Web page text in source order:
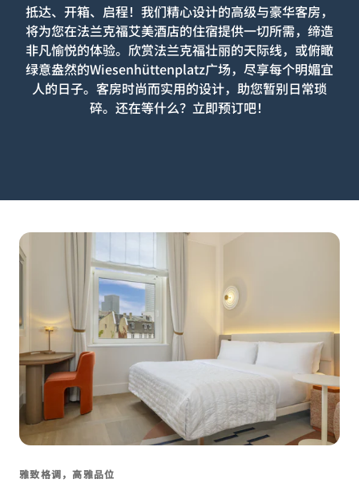
抵达、开箱、启程！我们精心设计的高级与豪华客房，
将为您在法兰克福艾美酒店的住宿提供一切所需，缔造
非凡愉悦的体验。欣赏法兰克福壮丽的天际线，或俯瞰
绿意盎然的Wiesenhüttenplatz广场，尽享每个明媚宜
人的日子。客房时尚而实用的设计，助您暂别日常琐
碎。还在等什么？立即预订吧！
雅致格调，高雅品位